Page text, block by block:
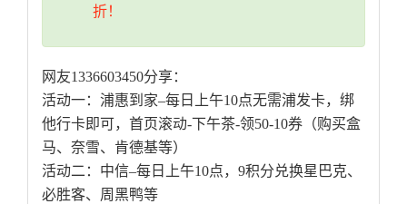
折！
网友1336603450分享：
活动一：浦惠到家–每日上午10点无需浦发卡，绑
他行卡即可，首页滚动-下午茶-领50-10券（购买盒
马、奈雪、肯德基等）
活动二：中信–每日上午10点，9积分兑换星巴克、
必胜客、周黑鸭等